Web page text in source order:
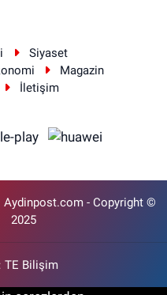
Siyaset
Magazin
İletişim
Aydinpost.com - Copyright ©
2025
TE Bilişim